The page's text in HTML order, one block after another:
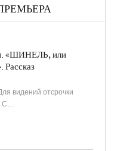
«ШИНЕЛЬ, или
видений отсрочки
С…